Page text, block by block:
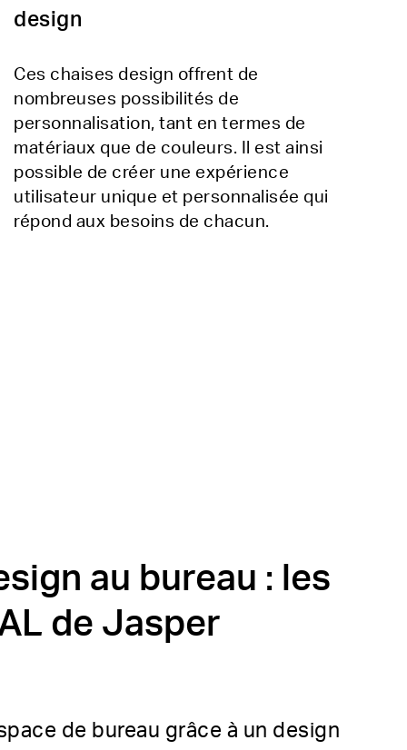
design
Ces chaises design offrent de
nombreuses possibilités de
personnalisation, tant en termes de
matériaux que de couleurs. Il est ainsi
possible de créer une expérience
utilisateur unique et personnalisée qui
répond aux besoins de chacun.
au bureau : les
de Jasper
de bureau grâce à un design